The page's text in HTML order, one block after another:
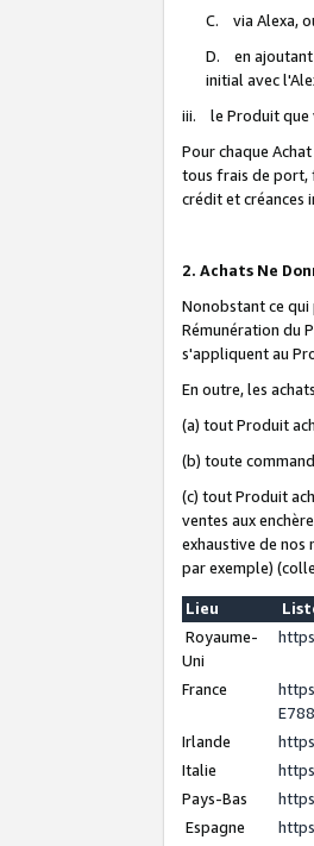
C. via Alexa,
D. en ajoutant
initial avec
iii. le Produit que
Pour chaque
tous frais de port,
crédit et créances
2. Achats Ne
Nonobstant ce qui
Rémunération du
s'appliquent au
En outre, les
(a) tout Produit
(b) toute
(c) tout Produit
ventes aux
exhaustive de nos
par exemple)
Lieu
Royaume-
Uni
France
Irlande
Italie
Pays-Bas
Espagne